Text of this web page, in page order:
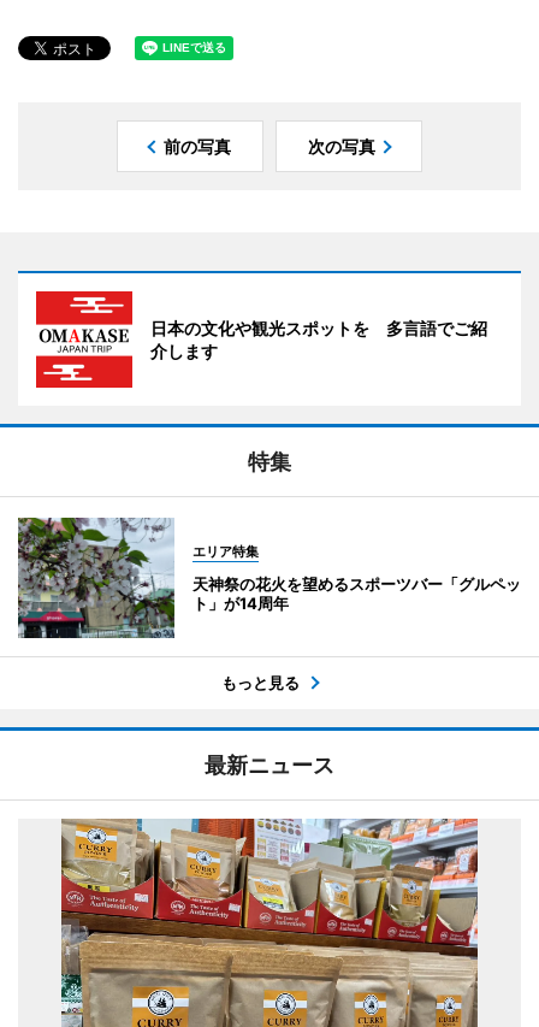
前の写真 次の写真
日本の文化や観光スポットを 多言語でご紹
介します
特集
エリア特集
天神祭の花火を望めるスポーツバー「グルペッ
ト」が14周年
もっと見る
最新ニュース